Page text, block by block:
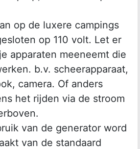
op de luxere campings
op 110 volt. Let er
apparaten meeneemt die
b.v. scheerapparaat,
camera. Of anders
het rijden via de stroom
van de generator word
van de standaard